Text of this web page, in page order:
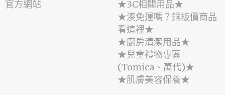
官方網站
★3C相關用品★
★湊免運嗎？銅板價商品
看這裡★
★廚房清潔用品★
★兒童禮物專區
(Tomica、萬代)★
★肌膚美容保養★